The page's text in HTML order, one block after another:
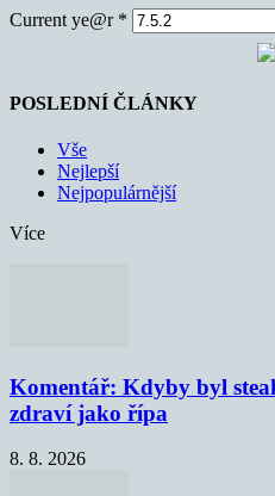
Current ye@r *
POSLEDNÍ ČLÁNKY
Vše
Nejlepší
Nejpopulárnější
Více
Komentář: Kdyby byl
zdraví jako řípa
8. 8. 2026